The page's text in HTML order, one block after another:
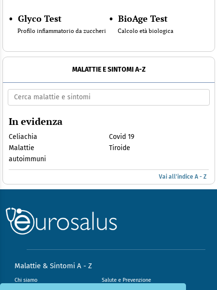
• Glyco Test
Profilo infiammatorio da zuccheri
• BioAge Test
Calcolo età biologica
MALATTIE E SINTOMI A-Z
In evidenza
Celiachia
Covid 19
Malattie
autoimmuni
Tiroide
Vai all'indice A - Z
Malattie & Sintomi A - Z
Chi siamo Salute e Prevenzione